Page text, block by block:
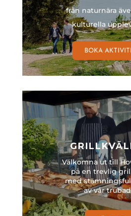
från naturnära
kulturella
BOKA
Välkomna ut till
på en trevlig
med
av vår